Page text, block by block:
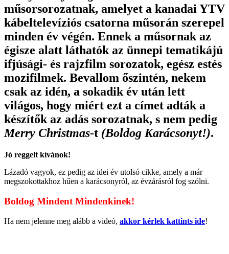
műsorsorozatnak, amelyet a kanadai YTV
kábeltelevíziós csatorna műsorán szerepel
minden év végén. Ennek a műsornak az
égisze alatt láthatók az ünnepi tematikájú
ifjúsági- és rajzfilm sorozatok, egész estés
mozifilmek. Bevallom őszintén, nekem
csak az idén, a sokadik év után lett
világos, hogy miért ezt a címet adták a
készítők az adás sorozatnak, s nem pedig
Merry Christmas-t (Boldog Karácsonyt!).
Jó reggelt kívánok!
Lázadó vagyok, ez pedig az idei év utolsó cikke, amely a már
megszokottakhoz hűen a karácsonyról, az évzárásról fog szólni.
Boldog Mindent Mindenkinek!
Ha nem jelenne meg alább a videó, akkor kérlek kattints ide!